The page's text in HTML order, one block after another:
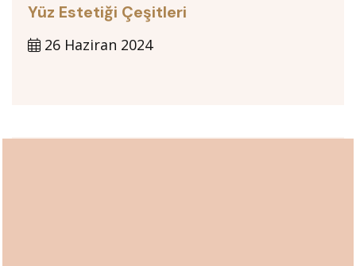
Yüz Estetiği Çeşitleri
26 Haziran 2024